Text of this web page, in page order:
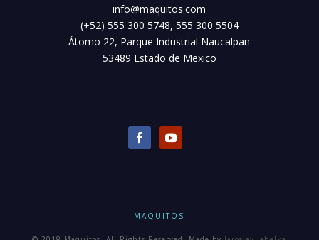
info@maquitos.com
(+52) 555 300 5748, 555 300 5504
Átomo 22, Parque Industrial Naucalpan
53489 Estado de Mexico
MAQUITOS